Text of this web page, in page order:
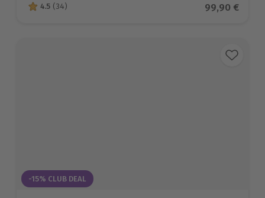
4.5 von 5 Sternen basierend auf 34 Bewertungen
4.5 (34) Aktueller
99,90 €
-15% CLUB DEAL